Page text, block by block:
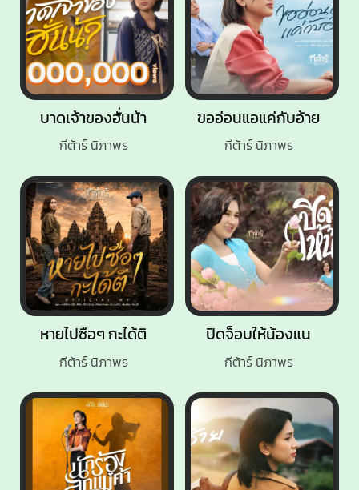
ปิดจ็อบให้น้องแน
กีต้าร์ นิภาพร
บาดเจ้าของฮั่นน้า
กีต้าร์ นิภาพร
ขออ่อนแอแค่กับอ้าย
กีต้าร์ นิภาพร
หายไปซือๆ กะได้ติ
กีต้าร์ นิภาพร